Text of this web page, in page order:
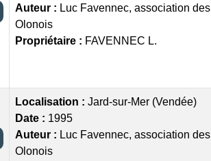
Auteur : Luc Favennec, association des
Olonois
Propriétaire : FAVENNEC L.
Localisation : Jard-sur-Mer (Vendée)
Date : 1995
Auteur : Luc Favennec, association des
Olonois